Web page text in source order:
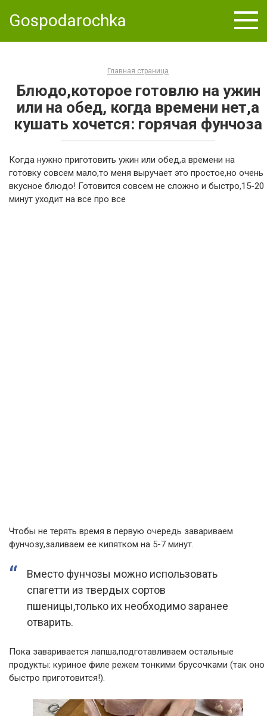
Gospodarochka
Главная страница
Блюдо,которое готовлю на ужин
или на обед, когда времени нет,а
кушать хочется: горячая фунчоза
Когда нужно приготовить ужин или обед,а времени на
готовку совсем мало,то меня выручает это простое,но очень
вкусное блюдо! Готовится совсем не сложно и быстро,15-20
минут уходит на все про все
Чтобы не терять время в первую очередь завариваем
фунчозу,заливаем ее кипятком на 5-7 минут.
Вместо фунчозы можно использовать
спагетти из твердых сортов
пшеницы,только их необходимо заранее
отварить.
Пока заваривается лапша,подготавливаем остальные
продукты: куриное филе режем тонкими брусочками (так оно
быстро приготовится!).